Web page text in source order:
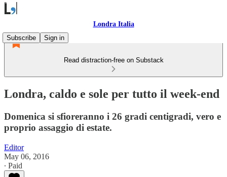
Londra Italia
Subscribe
Sign in
Read distraction-free on Substack
Londra, caldo e sole per tutto il week-end
Domenica si sfioreranno i 26 gradi centigradi, vero e
proprio assaggio di estate.
Editor
May 06, 2016
∙ Paid